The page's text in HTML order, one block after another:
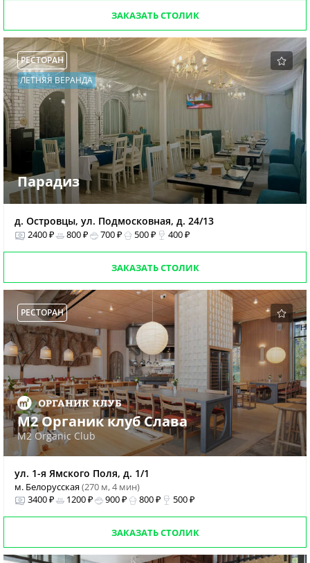
ЗАКАЗАТЬ СТОЛИК
РЕСТОРАН
ЛЕТНЯЯ ВЕРАНДА
Парадиз
д. Островцы, ул. Подмосковная, д. 24/13
2400 ₽ 800 ₽ 700 ₽ 500 ₽ 400 ₽
ЗАКАЗАТЬ СТОЛИК
РЕСТОРАН
М2 Органик клуб Слава
M2 Organic Club
ул. 1-я Ямского Поля, д. 1/1
м. Белорусская(270 м, 4 мин)
3400 ₽
1200 ₽ 900 ₽ 800 ₽ 500 ₽
ЗАКАЗАТЬ СТОЛИК